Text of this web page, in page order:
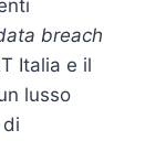
breach
Italia e il
lusso